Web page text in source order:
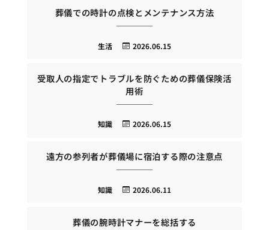
葬儀での時計の点検とメンテナンス方法
2026.06.15
生活
受取人の指定でトラブルを防ぐための葬儀保険活
用術
2026.06.15
知識
遠方の参列者が葬儀場に宿泊する際の注意点
2026.06.11
知識
葬儀の腕時計マナーを総括する